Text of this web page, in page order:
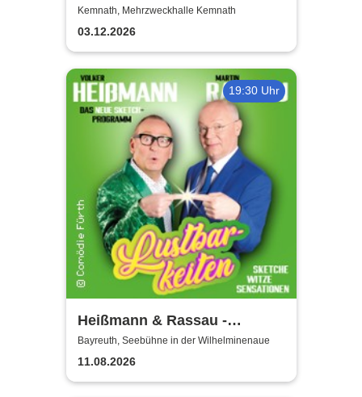
Allegro Süd
Kemnath, Mehrzweckhalle Kemnath
03.12.2026
19:30 Uhr
Heißmann & Rassau -
Lustbarkeiten
Bayreuth, Seebühne in der Wilhelminenaue
11.08.2026